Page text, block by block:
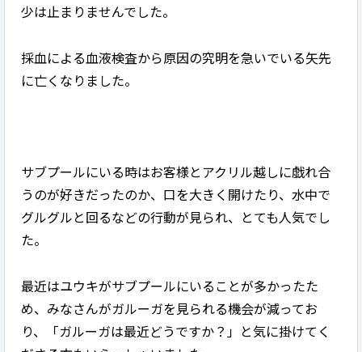
少は止まりませんでした。
採血による血液検査から原因の究明を急いでいる矢先
に亡くなりました。
サブプールにいる時はお客様とアクリル越しに戯れ合
うのが好きだったのか、口を大きく開けたり、水中で
グルグルと回るなどの行動が見られ、とても人気でし
た。
最近はユウキがサブプールにいることが多かったた
め、みなさんがガルーガを見られる機会が減ってお
り、「ガルーガは最近どうですか？」と気に掛けてく